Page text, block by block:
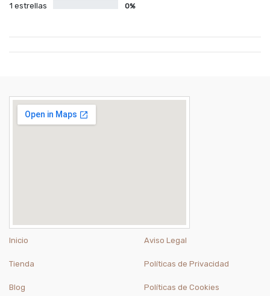
1 estrellas 0%
Inicio
Tienda
Blog
Aviso Legal
Políticas de Privacidad
Políticas de Cookies